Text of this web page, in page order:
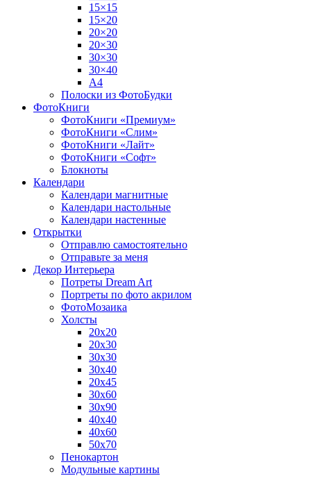
15×15
15×20
20×20
20×30
30×30
30×40
A4
Полоски из ФотоБудки
ФотоКниги
ФотоКниги «Премиум»
ФотоКниги «Слим»
ФотоКниги «Лайт»
ФотоКниги «Софт»
Блокноты
Календари
Календари магнитные
Календари настольные
Календари настенные
Открытки
Отправлю самостоятельно
Отправьте за меня
Декор Интерьера
Потреты Dream Art
Портреты по фото акрилом
ФотоМозаика
Холсты
20х20
20х30
30х30
30х40
20х45
30х60
30х90
40х40
40х60
50х70
Пенокартон
Модульные картины